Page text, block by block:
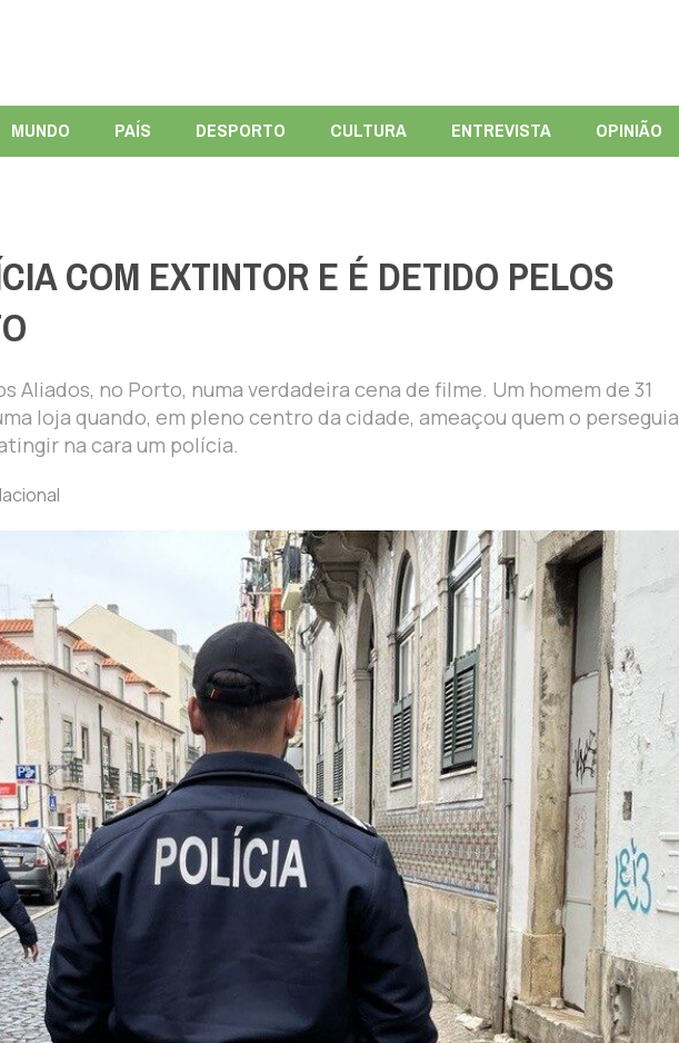
MUNDO PAÍS DESPORTO CULTURA ENTREVISTA OPINIÃO
COM EXTINTOR E É DETIDO PELOS
Aliados, no Porto, numa verdadeira cena de filme. Um homem de 31
loja quando, em pleno centro da cidade, ameaçou quem o perseguia
na cara um polícia.